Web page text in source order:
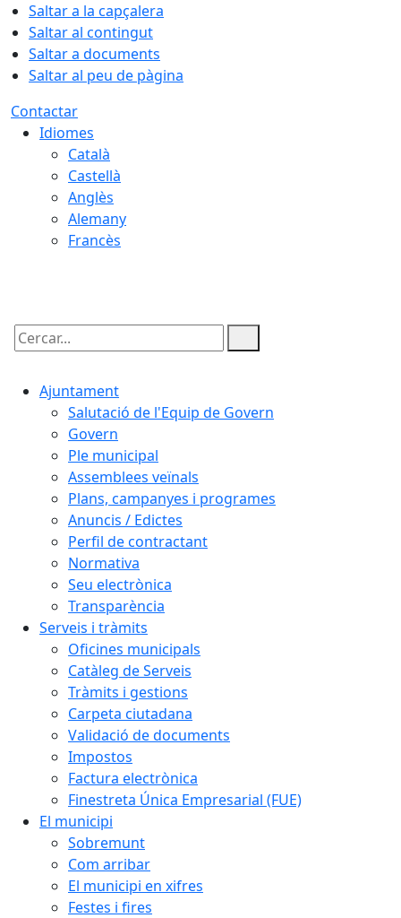
Saltar a la capçalera
Saltar al contingut
Saltar a documents
Saltar al peu de pàgina
Contactar
Idiomes
Català
Castellà
Anglès
Alemany
Francès
Cercar:
Ajuntament
Salutació de l'Equip de Govern
Govern
Ple municipal
Assemblees veïnals
Plans, campanyes i programes
Anuncis / Edictes
Perfil de contractant
Normativa
Seu electrònica
Transparència
Serveis i tràmits
Oficines municipals
Catàleg de Serveis
Tràmits i gestions
Carpeta ciutadana
Validació de documents
Impostos
Factura electrònica
Finestreta Única Empresarial (FUE)
El municipi
Sobremunt
Com arribar
El municipi en xifres
Festes i fires